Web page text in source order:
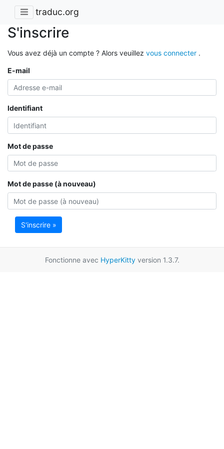
traduc.org
S'inscrire
Vous avez déjà un compte ? Alors veuillez vous connecter .
E-mail
Identifiant
Mot de passe
Mot de passe (à nouveau)
S'inscrire »
Fonctionne avec HyperKittyversion 1.3.7.